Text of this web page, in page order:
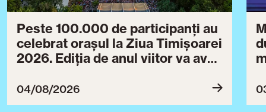
Peste 100.000 de participanți au
celebrat orașul la Ziua Timișoarei
2026. Ediția de anul viitor va avea
04/08/2026